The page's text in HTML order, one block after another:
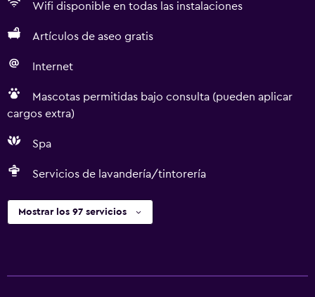
Wifi disponible en todas las instalaciones
Artículos de aseo gratis
Internet
Mascotas permitidas bajo consulta (pueden aplicar
cargos extra)
Spa
Servicios de lavandería/tintorería
Mostrar los 97 servicios